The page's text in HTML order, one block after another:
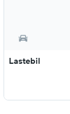
Lastebil